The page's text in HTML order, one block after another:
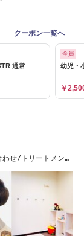
クーポン一覧へ
通常
全員
幼児・
￥
せ/トリートメン